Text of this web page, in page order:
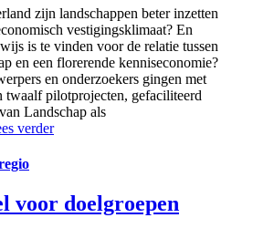
zijn landschappen beter inzetten
vestigingsklimaat? En
is te vinden voor de relatie tussen
en een florerende kenniseconomie?
en onderzoekers gingen met
twaalf pilotprojecten, gefaciliteerd
Landschap als
verder
voor doelgroepen